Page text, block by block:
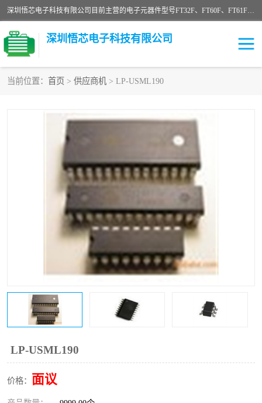
深圳悟芯电子科技有限公司目前主营的电子元器件型号FT32F、FT60F、FT61F、FT62F、FT64F、FT61FC、MCU EEPROM MOS LDO 稳压管 触摸IC DC-DC AC-DC 协议IC等，广泛应用于LED射灯、LED日光灯、等诸多领域。
深圳悟芯电子科技有限公司
当前位置： 首页 > 供应商机 > LP-USML190
LP-USML190
价格： 面议
FT32F
FT61F
FT64F
FT60F011
FT61F022
FT61F021